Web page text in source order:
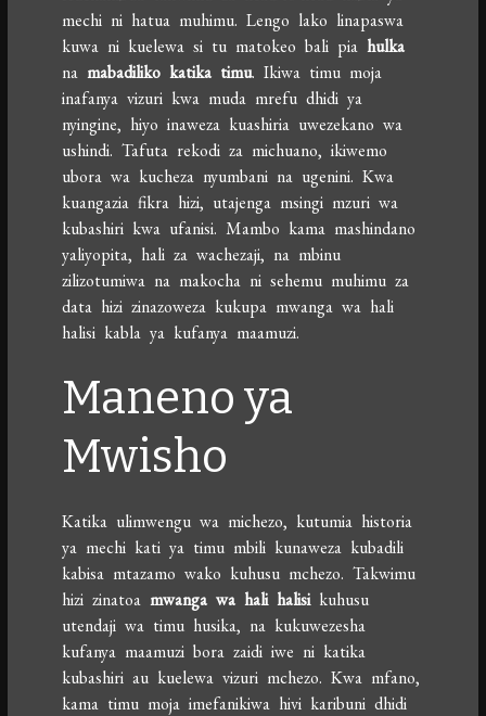
mechi ni hatua muhimu. Lengo lako linapaswa
kuwa ni kuelewa si tu matokeo bali piahulka
namabadiliko katika timu. Ikiwa timu moja
inafanya vizuri kwa muda mrefu dhidi ya
nyingine, hiyo inaweza kuashiria uwezekano wa
ushindi. Tafuta rekodi za michuano, ikiwemo
ubora wa kucheza nyumbani na ugenini. Kwa
kuangazia fikra hizi, utajenga msingi mzuri wa
kubashiri kwa ufanisi. Mambo kama mashindano
yaliyopita, hali za wachezaji, na mbinu
zilizotumiwa na makocha ni sehemu muhimu za
data hizi zinazoweza kukupa mwanga wa hali
halisi kabla ya kufanya maamuzi.
Maneno ya
Mwisho
Katika ulimwengu wa michezo, kutumia historia
ya mechi kati ya timu mbili kunaweza kubadili
kabisa mtazamo wako kuhusu mchezo. Takwimu
hizi zinatoamwanga wa hali halisikuhusu
utendaji wa timu husika, na kukuwezesha
kufanya maamuzi bora zaidi iwe ni katika
kubashiri au kuelewa vizuri mchezo. Kwa mfano,
kama timu moja imefanikiwa hivi karibuni dhidi